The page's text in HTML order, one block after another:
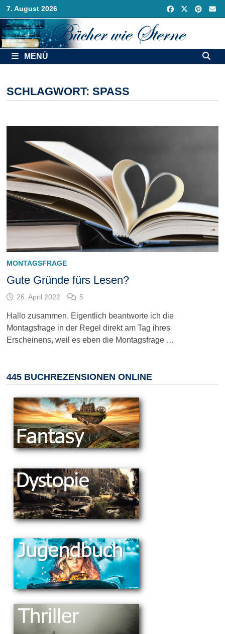
Zurück
zum
Inhalt
7. August 2026
MENÜ
SCHLAGWORT: SPASS
MONTAGSFRAGE
Gute Gründe fürs Lesen?
26. April 2022 5
Hallo zusammen. Eigentlich beantworte ich die
Montagsfrage in der Regel direkt am Tag ihres
Erscheinens, weil es eben die Montagsfrage …
445 BUCHREZENSIONEN ONLINE